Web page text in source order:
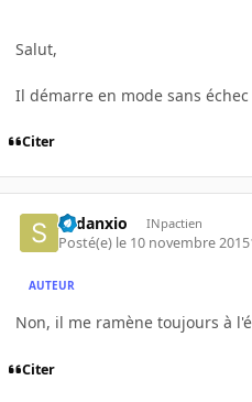
Salut,
Il démarre en mode sans échec
Citer
Sedanxio INpactien
Posté(e) le 10 novembre 2015
AUTEUR
Non, il me ramène toujours à
Citer